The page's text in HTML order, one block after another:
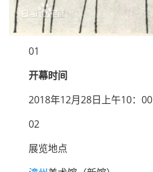
01
开幕时间
2018年12月28日上午10：00
02
展览地点